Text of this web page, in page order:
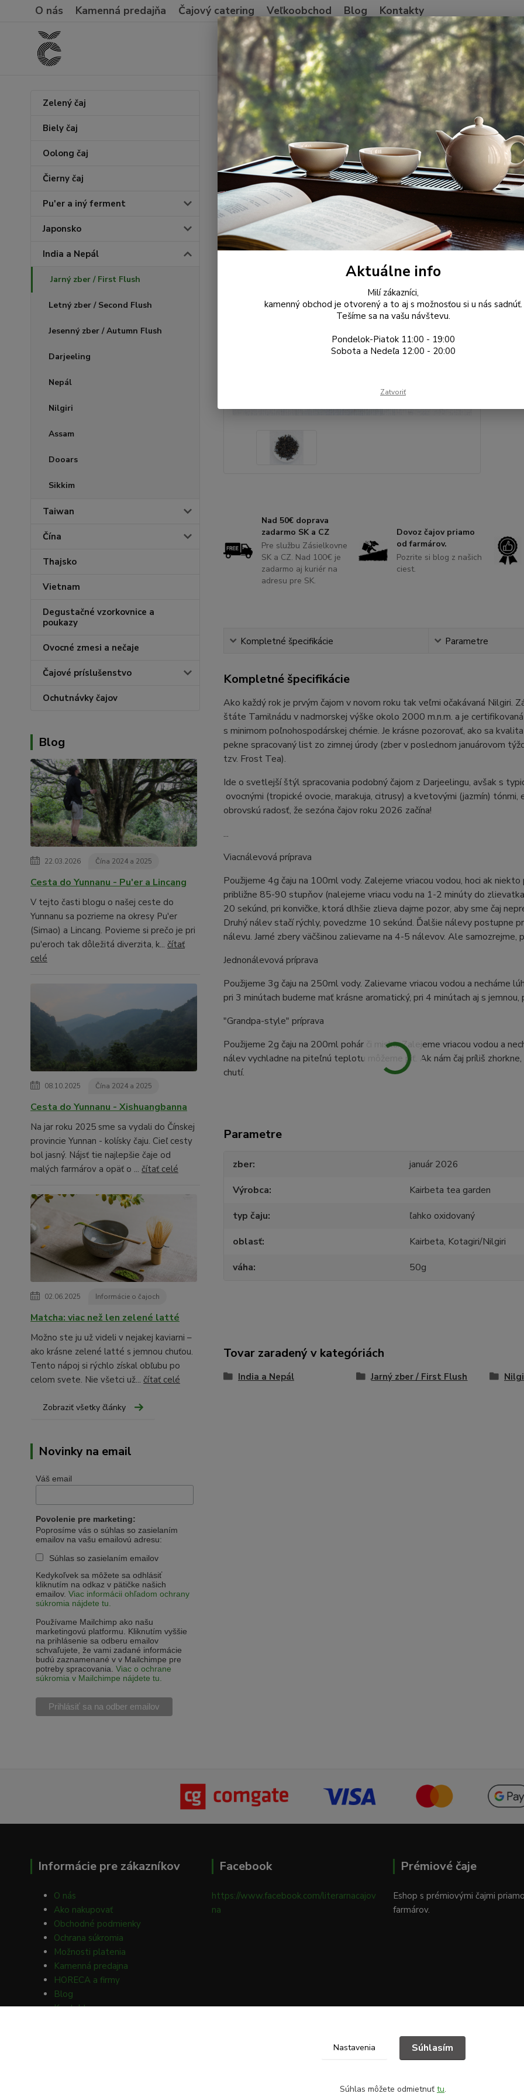
O nás Kamenná predajňa Čajový catering Veľkoobchod Blog Kontakty
Hľadať
Po-
Zelený čaj
Biely čaj
Oolong čaj
Čierny čaj
Pu'er a iný ferment
Japonsko
India a Nepál
Jarný zber / First Flush
Letný zber / Second Flush
Jesenný zber / Autumn Flush
Darjeeling
Nepál
Nilgiri
Assam
Dooars
Sikkim
Taiwan
Čína
Thajsko
Vietnam
Degustačné vzorkovnice a
poukazy
Ovocné zmesi a nečaje
Čajové príslušenstvo
Ochutnávky čajov
Blog
22.03.2026 Čína 2024 a 2025
Cesta do Yunnanu - Pu'er a Lincang
V tejto časti blogu o našej ceste do
Yunnanu sa pozrieme na okresy Pu'er
(Simao) a Lincang. Povieme si prečo je pri
pu'eroch tak dôležitá diverzita, k... čítať
celé
08.10.2025 Čína 2024 a 2025
Cesta do Yunnanu - Xishuangbanna
Na jar roku 2025 sme sa vydali do Čínskej
provincie Yunnan - kolísky čaju. Cieľ cesty
bol jasný. Nájsť tie najlepšie čaje od
malých farmárov a opäť o ... čítať celé
02.06.2025 Informácie o čajoch
Matcha: viac než len zelené latté
Možno ste ju už videli v nejakej kaviarni –
ako krásne zelené latté s jemnou chuťou.
Tento nápoj si rýchlo získal obľubu po
celom svete. Nie všetci už... čítať celé
Zobraziť všetky články
Novinky na email
Váš email
Povolenie pre marketing:
Poprosíme vás o súhlas so zasielaním
emailov na vašu emailovú adresu:
Súhlas so zasielaním emailov
Kedykoľvek sa môžete sa odhlásiť
kliknutím na odkaz v pätičke našich
emailov. Viac informácii ohľadom ochrany
súkromia nájdete tu.
Používame Mailchimp ako našu
marketingovú platformu. Kliknutím vyššie
na prihlásenie sa odberu emailov
schvaľujete, že vami zadané informácie
budú zaznamenané v v Mailchimpe pre
potreby spracovania. Viac o ochrane
súkromia v Mailchimpe nájdete tu.
Úvod India a Nepál Jarný zber / First Flush Nilgiri First Flush Kairbetta
Nilgiri First Flush Kairbetta Winter
Novinka lot
Ako
Nilgiri.
Nad 50€ doprava
zadarmo SK a CZ
Pre službu Zásielkovne
SK a CZ. Nad 100€ je
zadarmo aj kuriér na
adresu pre SK.
Dovoz čajov priamo
od farmárov.
Pozrite si blog z našich
ciest.
Kompletné špecifikácie Parametre
Kompletné špecifikácie
Ako každý rok je prvým čajom v novom roku tak veľmi očakávaná Nilgiri.
štáte Tamilnádu v nadmorskej výške okolo 2000 m.n.m. a je
s minimom poľnohospodárskej chémie. Je krásne pozorovať, ako sa
pekne spracovaný list zo zimnej úrody (zber v poslednom januárovom
tzv. Frost Tea).
Ide o svetlejší štýl spracovania podobný čajom z Darjeelingu, avšak s
ovocnými (tropické ovocie, marakuja, citrusy) a kvetovými (jazmín)
obrovskú radosť, že sezóna čajov roku 2026 začína!
...
Viacnálevová príprava
Použijeme 4g čaju na 100ml vody. Zalejeme vriacou vodou, hoci ak
približne 85-90 stupňov (nalejeme vriacu vodu na 1-2 minúty do
20 sekúnd, pri konvičke, ktorá dlhšie zlieva dajme pozor, aby sme čaj
Druhý nálev stačí rýchly, povedzme 10 sekúnd. Ďalšie nálevy postupne
nálevu. Jarné zbery väčšinou zalievame na 4-5 nálevov. Ale samozrejme,
Jednonálevová príprava
Použijeme 3g čaju na 250ml vody. Zalievame vriacou vodou a necháme
pri 3 minútach budeme mať krásne aromatický, pri 4 minútach aj s
"Grandpa-style" príprava
Použijeme 2g čaju na 200ml pohár či misku. Zalejeme vriacou vodou a
nálev vychladne na piteľnú teplotu môžeme piť. Ak nám čaj príliš
chutí.
Parametre
zber
január 2026
Výrobca
Kairbeta tea garden
typ čaju
ľahko oxidovaný
oblasť
Kairbeta, Kotagiri/Nilgiri
váha
50g
Tovar zaradený v kategóriách
India a Nepál Jarný zber / First Flush
Informácie pre zákazníkov
O nás
Ako nakupovať
Obchodné podmienky
Ochrana súkromia
Možnosti platenia
Kamenná predajna
HORECA a firmy
Blog
Kontakty
Facebook
https://www.facebook.com/literarnacajov
na
Prémiové čaje
Eshop s prémiovými čajmi
farmárov.
Aktuálne info
Milí zákazníci,
kamenný obchod je otvorený a to aj s možnosťou si u nás sadnúť.
Tešíme sa na vašu návštevu.
Pondelok-Piatok 11:00 - 19:00
Sobota a Nedeľa 12:00 - 20:00
Zatvoriť
Nastavenia Súhlasím
Súhlas môžete odmietnuť tu.